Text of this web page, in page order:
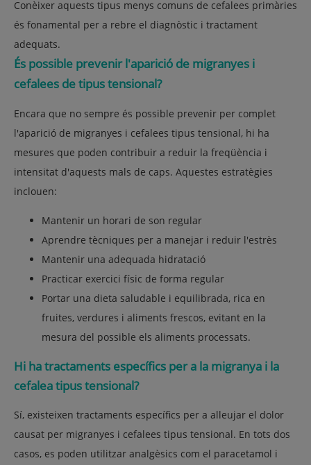
Conèixer aquests tipus menys comuns de cefalees primàries
és fonamental per a rebre el diagnòstic i tractament
adequats.
És possible prevenir l'aparició de migranyes i
cefalees de tipus tensional?
Encara que no sempre és possible prevenir per complet
l'aparició de migranyes i cefalees tipus tensional, hi ha
mesures que poden contribuir a reduir la freqüència i
intensitat d'aquests mals de caps. Aquestes estratègies
inclouen:
Mantenir un horari de son regular
Aprendre tècniques per a manejar i reduir l'estrès
Mantenir una adequada hidratació
Practicar exercici físic de forma regular
Portar una dieta saludable i equilibrada, rica en
fruites, verdures i aliments frescos, evitant en la
mesura del possible els aliments processats.
Hi ha tractaments específics per a la migranya i la
cefalea tipus tensional?
Sí, existeixen tractaments específics per a alleujar el dolor
causat per migranyes i cefalees tipus tensional. En tots dos
casos, es poden utilitzar analgèsics com el paracetamol i